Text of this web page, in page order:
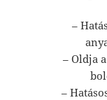
–
– Oldja
–